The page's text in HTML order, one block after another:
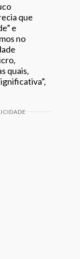
que
e
no
quais,